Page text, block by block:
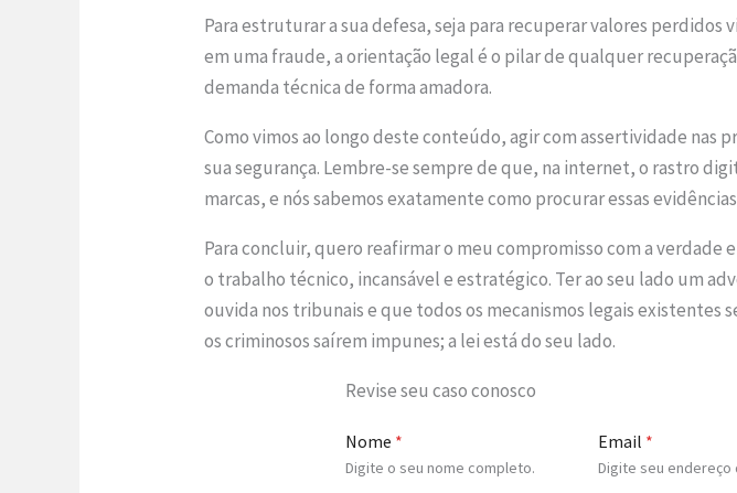
Para estruturar a sua defesa, seja para recuperar valores perdidos
em uma fraude, a orientação legal é o pilar de qualquer
demanda técnica de forma amadora.
Como vimos ao longo deste conteúdo, agir com assertividade nas
sua segurança. Lembre-se sempre de que, na internet, o rastro
marcas, e nós sabemos exatamente como procurar essas
Para concluir, quero reafirmar o meu compromisso com a verdade
o trabalho técnico, incansável e estratégico. Ter ao seu lado um
ouvida nos tribunais e que todos os mecanismos legais existentes
os criminosos saírem impunes; a lei está do seu lado.
Revise seu caso conosco
Nome *
Digite o seu nome completo.
Email *
Digite seu endereço